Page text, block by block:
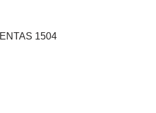
1504